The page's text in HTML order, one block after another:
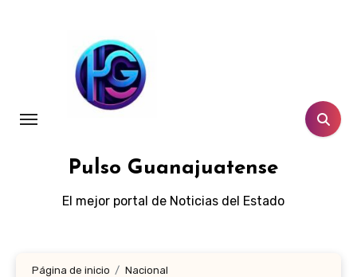
Pulso Guanajuatense
El mejor portal de Noticias del Estado
Página de inicio
Nacional